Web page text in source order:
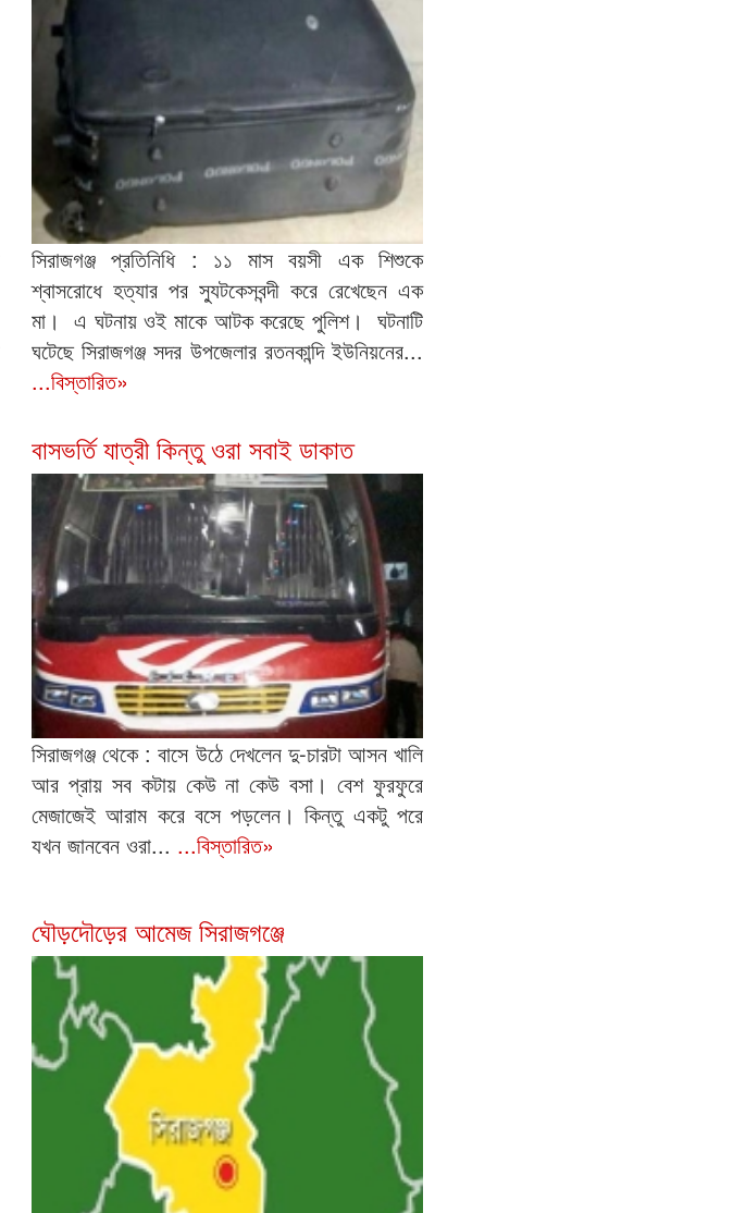
সিরাজগঞ্জ প্রতিনিধি : ১১ মাস বয়সী এক শিশুকে
শ্বাসরোধে হত্যার পর স্যুটকেসবন্দী করে রেখেছেন এক
মা। এ ঘটনায় ওই মাকে আটক করেছে পুলিশ। ঘটনাটি
ঘটেছে সিরাজগঞ্জ সদর উপজেলার রতনকান্দি ইউনিয়নের...
...বিস্তারিত»
বাসভর্তি যাত্রী কিন্তু ওরা সবাই ডাকাত
সিরাজগঞ্জ থেকে : বাসে উঠে দেখলেন দু-চারটা আসন খালি
আর প্রায় সব কটায় কেউ না কেউ বসা। বেশ ফুরফুরে
মেজাজেই আরাম করে বসে পড়লেন। কিন্তু একটু পরে
যখন জানবেন ওরা... ...বিস্তারিত»
ঘৌড়দৌড়ের আমেজ সিরাজগঞ্জে